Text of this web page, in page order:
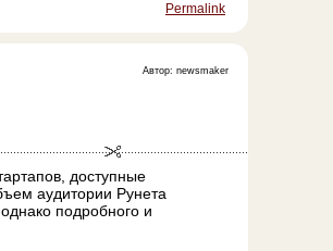
Permalink
Автор: newsmaker
доступные
аудитории Рунета
подробного и